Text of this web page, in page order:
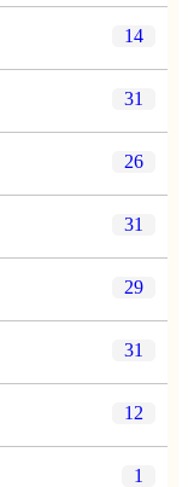
14
31
26
31
29
31
12
1